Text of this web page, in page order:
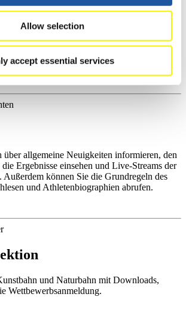
Allow selection
accept essential services
aktuelle Regelwerk sowie Richtlinien zu
und Fairplay einsehen, Ergebnislisten
ansehen.
über allgemeine Neuigkeiten informieren, den
Ergebnisse einsehen und Live-Streams der
Außerdem können Sie die Grundregeln des
und Athletenbiographien abrufen.
und Naturbahn mit Downloads,
Wettbewerbsanmeldung.